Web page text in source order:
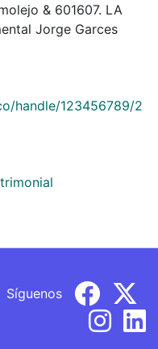
& 601607. LA
Jorge Garces
handle/123456789/2
Síguenos